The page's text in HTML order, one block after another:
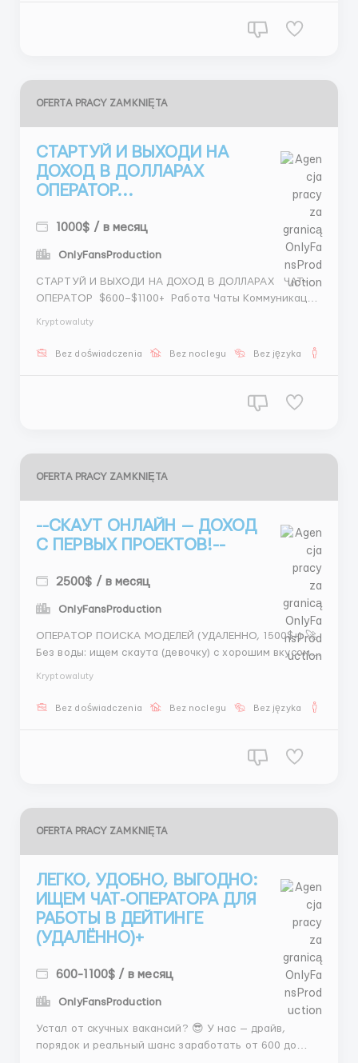
OFERTA PRACY ZAMKNIĘTA
СТАРТУЙ И ВЫХОДИ НА
ДОХОД В ДОЛЛАРАХ
ОПЕРАТОР...
1000$ / в месяц
OnlyFansProduction
СТАРТУЙ И ВЫХОДИ НА ДОХОД В ДОЛЛАРАХ ЧАТ-
ОПЕРАТОР $600–$1100+ Работа Чаты Коммуникация
Kryptowaluty
Bez doświadczenia Bez noclegu Bez języka
OFERTA PRACY ZAMKNIĘTA
--СКАУТ ОНЛАЙН — ДОХОД
С ПЕРВЫХ ПРОЕКТОВ!--
2500$ / в месяц
OnlyFansProduction
ОПЕРАТОР ПОИСКА МОДЕЛЕЙ (УДАЛЕННО, 1500$+) 🚀
Без воды: ищем скаута (девочку) с хорошим вкусом.
удаленная. ТВОИ ЗАДАЧИ: ✔️ Искать перспективных
Kryptowaluty
Bez doświadczenia Bez noclegu Bez języka
OFERTA PRACY ZAMKNIĘTA
ЛЕГКО, УДОБНО, ВЫГОДНО:
ИЩЕМ ЧАТ‑ОПЕРАТОРА ДЛЯ
РАБОТЫ В ДЕЙТИНГЕ
(УДАЛЁННО)+
600-1100$ / в месяц
OnlyFansProduction
Устал от скучных вакансий? 😎 У нас — драйв,
порядок и реальный шанс заработать от 600 до